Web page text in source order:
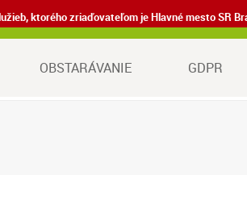
ktorého zriaďovateľom je Hlavné mesto SR
OBSTARÁVANIE GDPR